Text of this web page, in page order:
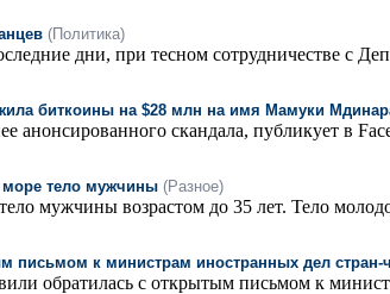
(Политика)
дни, при тесном сотрудничестве с
биткоины на $28 млн на имя Мамуки
анонсированного скандала, публикует в
море тело мужчины (Разное)
мужчины возрастом до 35 лет. Тело
письмом к министрам иностранных дел стран-
обратилась с открытым письмом к